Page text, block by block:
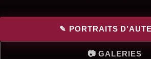
✎ PORTRAITS
📷 GALERIES